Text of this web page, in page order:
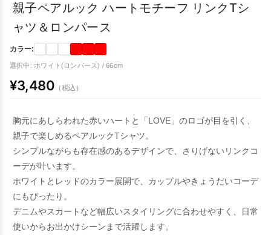
親子ペアルック ハートモチーフ リンクTシ
ャツ＆ロンパース
カラー:
選択中: ホワイト(ロンパース) / 66cm
¥3,480 （税込）
胸元にあしらわれた赤いハートと「LOVE」のロゴが目を引く、
親子で楽しめるペアルックTシャツ。
シンプルながらも存在感のあるデザインで、さりげないリンクコ
ーデが叶います。
ホワイトとレッドのカラー展開で、カップルやきょうだいコーデ
にもぴったり。
デニムやスカートなど幅広いスタイリングに合わせやすく、日常
使いからお出かけシーンまで活躍します。